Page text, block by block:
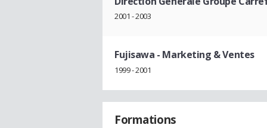
2001 - 2003
Fujisawa - Marketing & Ventes
1999 - 2001
Formations